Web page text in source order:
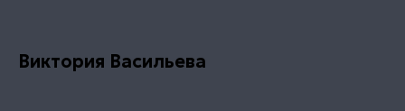
Виктория Васильева